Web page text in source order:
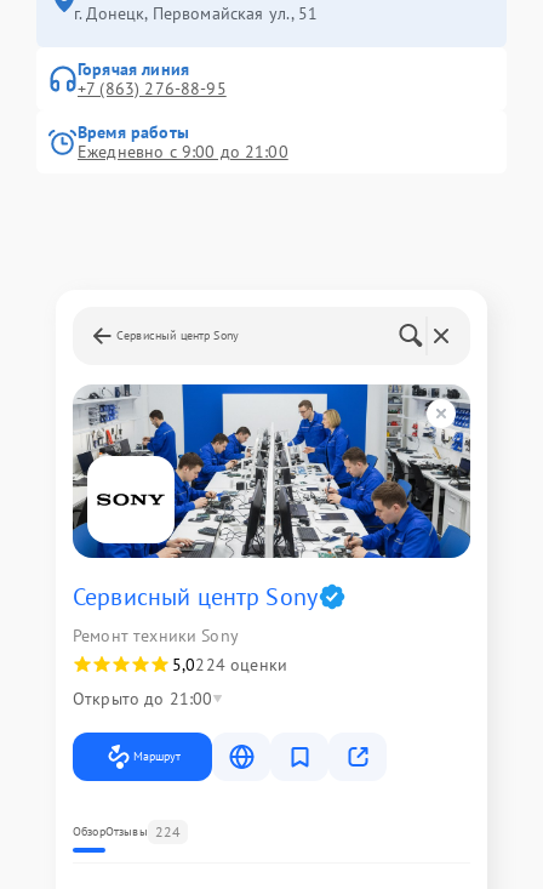
г. Донецк, Первомайская ул., 51
Горячая линия
+7 (863) 276-88-95
Время работы
Ежедневно с 9:00 до 21:00
Сервисный центр Sony
Сервисный центр Sony
Ремонт техники Sony
5,0224 оценки
Открыто до 21:00
Маршрут
ОбзорОтзывы 224